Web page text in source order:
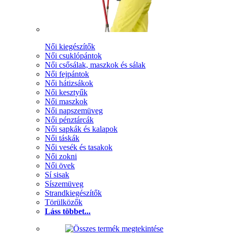
Női kiegészítők
Női csuklópántok
Női csősálak, maszkok és sálak
Női fejpántok
Női hátizsákok
Női kesztyűk
Női maszkok
Női napszemüveg
Női pénztárcák
Női sapkák és kalapok
Női táskák
Női vesék és tasakok
Női zokni
Női övek
Sí sisak
Síszemüveg
Strandkiegészítők
Törülközők
Láss többet...